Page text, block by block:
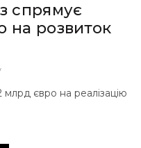
спрямує
на розвиток
євро на реалізацію